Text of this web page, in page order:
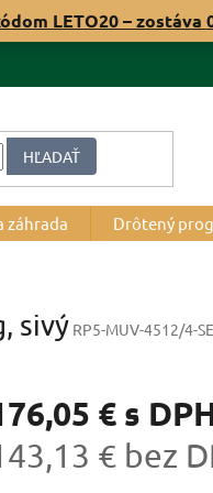
LETO20 – zostáva
HĽADAŤ
záhrada Drôtený
sivý RP5-MUV-4512/4-
€ s
€ bez